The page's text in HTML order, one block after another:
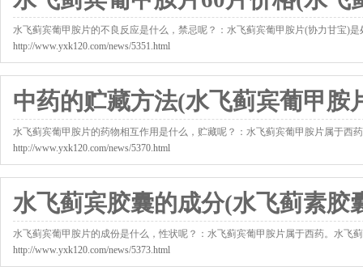
水飞蓟宾葡甲胺片的不良反应是什么，禁忌呢？：水飞蓟宾葡甲胺片(协力甘宝)
http://www.yxk120.com/news/5351.html
中药的贮藏方法(水飞蓟宾葡甲胺
水飞蓟宾葡甲胺片的药物相互作用是什么，贮藏呢？：水飞蓟宾葡甲胺片属于
http://www.yxk120.com/news/5370.html
水飞蓟宾胶囊的成分(水飞蓟素胶
水飞蓟宾葡甲胺片的成份是什么，性状呢？：水飞蓟宾葡甲胺片属于西药。水
http://www.yxk120.com/news/5373.html